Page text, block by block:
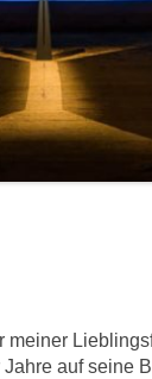
meiner
auf seine